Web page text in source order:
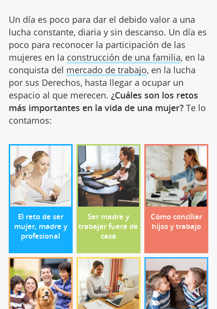
Un día es poco para dar el debido valor a una
lucha constante, diaria y sin descanso. Un día es
poco para reconocer la participación de las
mujeres en la construcción de una familia, en la
conquista del mercado de trabajo, en la lucha
por sus Derechos, hasta llegar a ocupar un
espacio al que merecen. ¿Cuáles son los retos
más importantes en la vida de una mujer?Te lo
contamos:
El reto de ser
mujer, madre y
profesional
Ser madre y
trabajar fuera de
casa
Cómo conciliar
hijos y trabajo